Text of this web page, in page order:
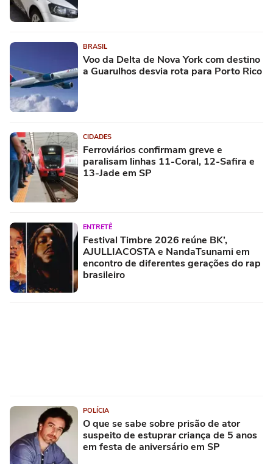
BRASIL
Voo da Delta de Nova York com destino
a Guarulhos desvia rota para Porto Rico
CIDADES
Ferroviários confirmam greve e
paralisam linhas 11-Coral, 12-Safira e
13-Jade em SP
ENTRETÊ
Festival Timbre 2026 reúne BK’,
AJULLIACOSTA e NandaTsunami em
encontro de diferentes gerações do rap
brasileiro
POLÍCIA
O que se sabe sobre prisão de ator
suspeito de estuprar criança de 5 anos
em festa de aniversário em SP